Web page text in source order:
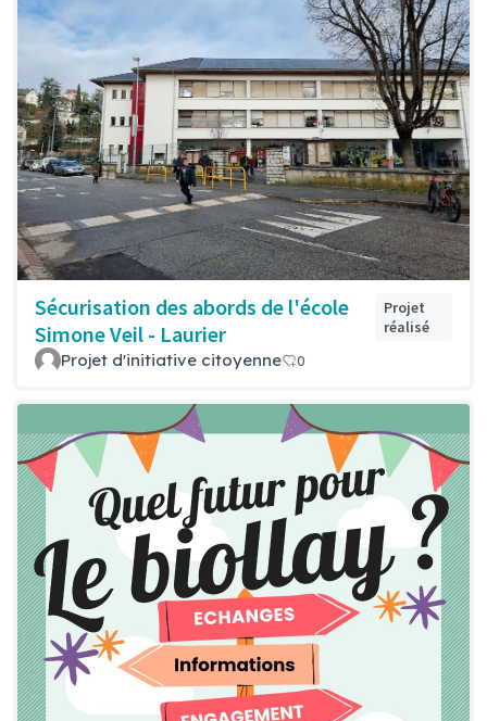
Sécurisation des abords de l'école
Simone Veil - Laurier
Projet
réalisé
Projet d'initiative citoyenne 0